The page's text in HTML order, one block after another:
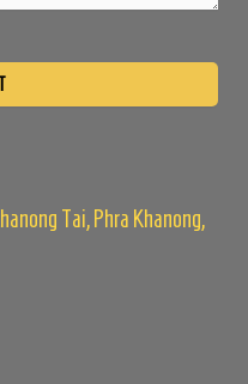
Tai, Phra Khanong,